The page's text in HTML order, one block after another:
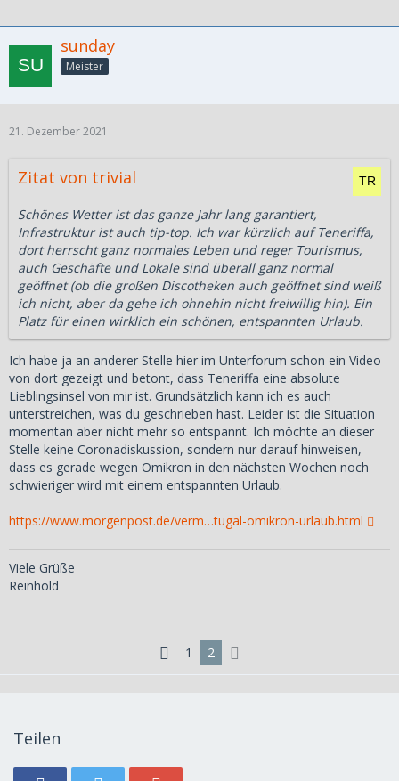
sunday
Meister
21. Dezember 2021
Zitat von trivial
Schönes Wetter ist das ganze Jahr lang garantiert,
Infrastruktur ist auch tip-top. Ich war kürzlich auf Teneriffa,
dort herrscht ganz normales Leben und reger Tourismus,
auch Geschäfte und Lokale sind überall ganz normal
geöffnet (ob die großen Discotheken auch geöffnet sind weiß
ich nicht, aber da gehe ich ohnehin nicht freiwillig hin). Ein
Platz für einen wirklich ein schönen, entspannten Urlaub.
Ich habe ja an anderer Stelle hier im Unterforum schon ein Video
von dort gezeigt und betont, dass Teneriffa eine absolute
Lieblingsinsel von mir ist. Grundsätzlich kann ich es auch
unterstreichen, was du geschrieben hast. Leider ist die Situation
momentan aber nicht mehr so entspannt. Ich möchte an dieser
Stelle keine Coronadiskussion, sondern nur darauf hinweisen,
dass es gerade wegen Omikron in den nächsten Wochen noch
schwieriger wird mit einem entspannten Urlaub.
https://www.morgenpost.de/verm…tugal-omikron-urlaub.html
Viele Grüße
Reinhold
1 2
Teilen